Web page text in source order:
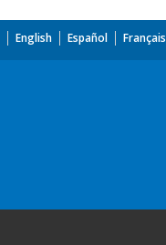
English Español Français